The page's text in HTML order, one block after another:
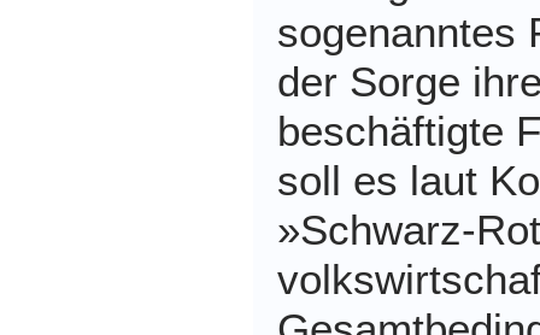
sogenanntes
der Sorge
beschäftigte
soll es laut
»Schwarz-